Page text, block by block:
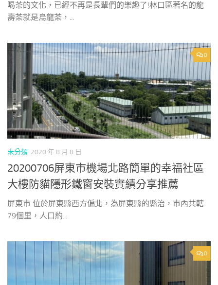
喝茶的文化，已經不再是長輩們的樂趣了!林口區著名的龍
壽茶就是烏龍茶，...
0
未分類 2020 年 8 月 8 日
20200706屏東市機場北路簡單的幸福社區
大樓防貓隱形鐵窗安裝實績分享推薦
屏東市 位於屏東縣西方偏北，為屏東縣的縣治，市內共轄
79個里，人口約...
0